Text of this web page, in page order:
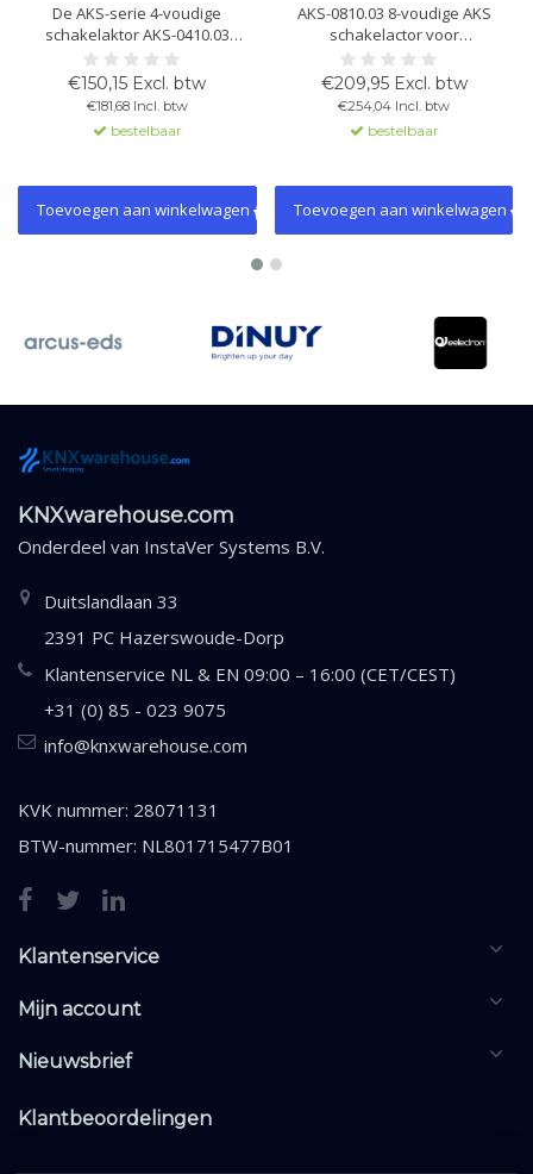
De AKS-serie 4-voudige
schakelaktor AKS-0410.03
ondersteunt 10A, 140 µF C-load
en biedt uitgebreide logische
functies, handmatige bediening
en LED-indicatoren. Ook
verkrijgbaar in 2-, 8- en 12-
€150,15 Excl. btw
€181,68 Incl. btw
bestelbaar
Toevoegen aan winkelwagen
AKS-0810.03 8-voudige AKS
schakelactor voor
standaardtoepassingen.
Ondersteunt 10A belasting met
140 µF C-Load. Compact ontwerp
met uitgebreide functies.
Beschikbaar in 2, 4, 8 en 12-
€209,95 Excl. btw
€254,04 Incl. btw
bestelbaar
Toevoegen aan winkelwagen
KNXwarehouse.com
Onderdeel van InstaVer Systems B.V.
Duitslandlaan 33
2391 PC Hazerswoude-Dorp
Klantenservice NL & EN 09:00 – 16:00 (CET/CEST)
+31 (0) 85 - 023 9075
info@knxwarehouse.com
KVK nummer: 28071131
BTW-nummer: NL801715477B01
Klantenservice
Mijn account
Nieuwsbrief
Klantbeoordelingen